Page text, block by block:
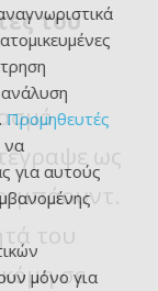
του
ως
του
σε
Προμηθευτές
να
για αυτούς
μόνο για